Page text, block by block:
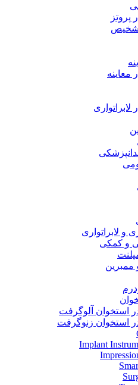
پروتز
تشخیص
معاینه
لابراتواری
و لابراتواری
و کمکی
ممبرین
استخوان آلوگرفت
استخوان زنوگرفت
Implant